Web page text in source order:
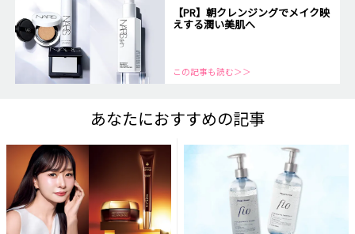
【PR】朝クレンジングでメイク映
えする潤い美肌へ
この記事も読む＞＞
あなたにおすすめの記事